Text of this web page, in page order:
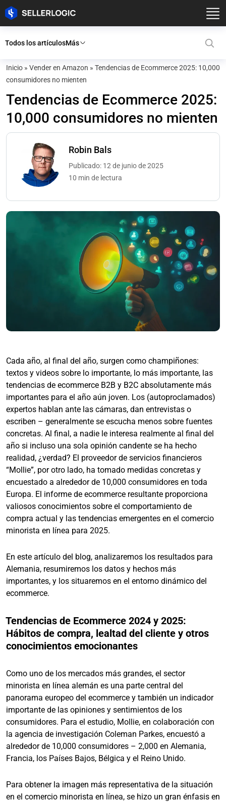
Todos los artículosMás
Inicio » Vender en Amazon » Tendencias de Ecommerce 2025: 10,000
consumidores no mienten
Tendencias de Ecommerce 2025:
10,000 consumidores no mienten
Robin Bals
Publicado: 12 de junio de 2025
10 min de lectura
Cada año, al final del año, surgen como champiñones:
textos y videos sobre lo importante, lo más importante, las
tendencias de ecommerce B2B y B2C absolutamente más
importantes para el año aún joven. Los (autoproclamados)
expertos hablan ante las cámaras, dan entrevistas o
escriben – generalmente se escucha menos sobre fuentes
concretas. Al final, a nadie le interesa realmente al final del
año si incluso una sola opinión candente se ha hecho
realidad, ¿verdad? El proveedor de servicios financieros
“Mollie”, por otro lado, ha tomado medidas concretas y
encuestado a alrededor de 10,000 consumidores en toda
Europa. El informe de ecommerce resultante proporciona
valiosos conocimientos sobre el comportamiento de
compra actual y las tendencias emergentes en el comercio
minorista en línea para 2025.
En este artículo del blog, analizaremos los resultados para
Alemania, resumiremos los datos y hechos más
importantes, y los situaremos en el entorno dinámico del
ecommerce.
Tendencias de Ecommerce 2024 y 2025:
Hábitos de compra, lealtad del cliente y otros
conocimientos emocionantes
Como uno de los mercados más grandes, el sector
minorista en línea alemán es una parte central del
panorama europeo del ecommerce y también un indicador
importante de las opiniones y sentimientos de los
consumidores. Para el estudio, Mollie, en colaboración con
la agencia de investigación Coleman Parkes, encuestó a
alrededor de 10,000 consumidores – 2,000 en Alemania,
Francia, los Países Bajos, Bélgica y el Reino Unido.
Para obtener la imagen más representativa de la situación
en el comercio minorista en línea, se hizo un gran énfasis en